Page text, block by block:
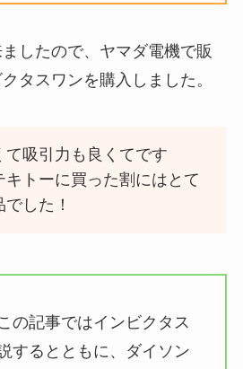
したので、ヤマダ電機で販
タスワンを購入しました。
て吸引力も良くてです
キトーに買った割にはとて
した！
の記事ではインビクタス
するとともに、ダイソン